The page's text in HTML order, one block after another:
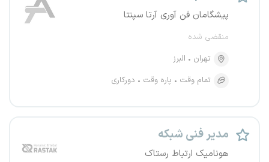
پیشگامان فن آوری آرتا سپنتا
منقضی شده
تهران
البرز
تمام وقت
پاره وقت دورکاری
مدیر فنی شبکه
هونامیک ارتباط رستاک